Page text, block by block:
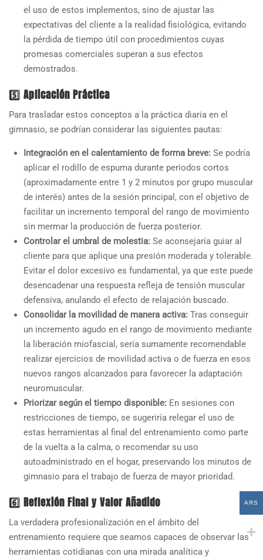
el uso de estos implementos, sino de ajustar las
expectativas del cliente a la realidad fisiológica, evitando
la pérdida de tiempo útil con procedimientos cuyas
promesas comerciales superan a sus efectos
demostrados.
5️⃣ Aplicación Práctica
Para trasladar estos conceptos a la práctica diaria en el
gimnasio, se podrían considerar las siguientes pautas:
Integración en el calentamiento de forma breve: Se podría
aplicar el rodillo de espuma durante periodos cortos
(aproximadamente entre 1 y 2 minutos por grupo muscular
de interés) antes de la sesión principal, con el objetivo de
facilitar un incremento temporal del rango de movimiento
sin mermar la producción de fuerza posterior.
Controlar el umbral de molestia: Se aconsejaría guiar al
cliente para que aplique una presión moderada y tolerable.
Evitar el dolor excesivo es fundamental, ya que este puede
desencadenar una respuesta refleja de tensión muscular
defensiva, anulando el efecto de relajación buscado.
Consolidar la movilidad de manera activa: Tras conseguir
un incremento agudo en el rango de movimiento mediante
la liberación miofascial, sería sumamente recomendable
realizar ejercicios de movilidad activa o de fuerza en esos
nuevos rangos alcanzados para favorecer la adaptación
neuromuscular.
Priorizar según el tiempo disponible: En sesiones con
restricciones de tiempo, se sugeriría relegar el uso de
estas herramientas al final del entrenamiento como parte
de la vuelta a la calma, o recomendar su uso
autoadministrado en el hogar, preservando los minutos de
gimnasio para el trabajo de fuerza de mayor prioridad.
6️⃣ Reflexión Final y Valor Añadido
La verdadera profesionalización en el ámbito del
entrenamiento requiere que seamos capaces de observar las
herramientas cotidianas con una mirada analítica y
ARS